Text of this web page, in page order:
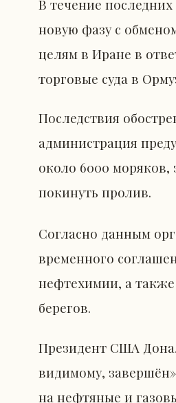
В течение
новую фазу с
целям в Иране в
торговые суда в
Последствия
администрация
около 6000 моряков,
покинуть пролив.
Согласно данным
временного
нефтехимии, а также
берегов.
Президент США
видимому,
на нефтяные и